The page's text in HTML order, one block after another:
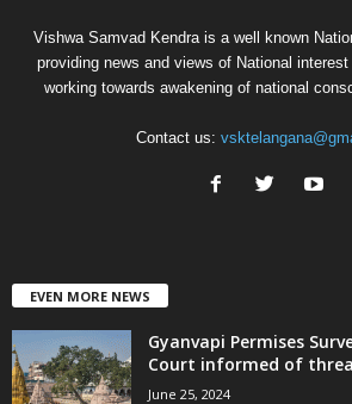
Vishwa Samvad Kendra is a well known
providing news and views of National
working towards awakening of national
Contact us:
EVEN MORE NEWS
Gyanvapi Permises
Court informed of
June 25, 2024